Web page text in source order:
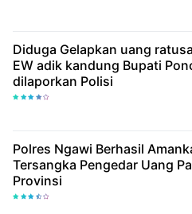
Diduga Gelapkan uang
EW adik kandung Bupati
dilaporkan Polisi
Polres Ngawi Berhasil
Tersangka Pengedar Uang
Provinsi